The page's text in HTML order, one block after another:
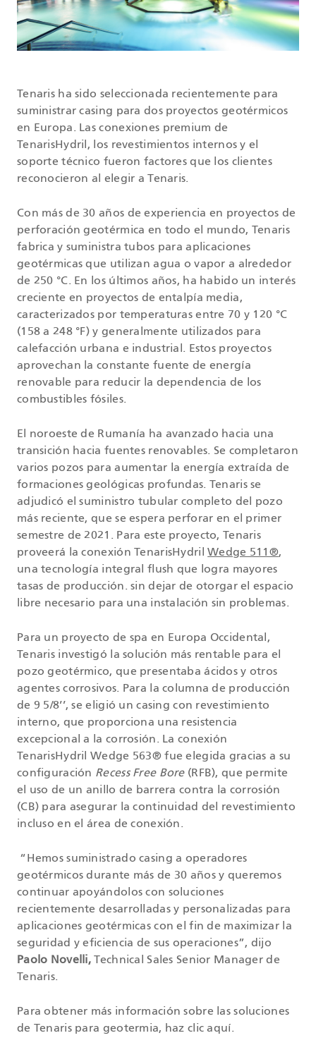
Tenaris ha sido seleccionada recientemente para
suministrar casing para dos proyectos geotérmicos
en Europa. Las conexiones premium de
TenarisHydril, los revestimientos internos y el
soporte técnico fueron factores que los clientes
reconocieron al elegir a Tenaris.
Con más de 30 años de experiencia en proyectos de
perforación geotérmica en todo el mundo, Tenaris
fabrica y suministra tubos para aplicaciones
geotérmicas que utilizan agua o vapor a alrededor
de 250 °C. En los últimos años, ha habido un interés
creciente en proyectos de entalpía media,
caracterizados por temperaturas entre 70 y 120 °C
(158 a 248 °F) y generalmente utilizados para
calefacción urbana e industrial. Estos proyectos
aprovechan la constante fuente de energía
renovable para reducir la dependencia de los
combustibles fósiles.
El noroeste de Rumanía ha avanzado hacia una
transición hacia fuentes renovables. Se completaron
varios pozos para aumentar la energía extraída de
formaciones geológicas profundas. Tenaris se
adjudicó el suministro tubular completo del pozo
más reciente, que se espera perforar en el primer
semestre de 2021. Para este proyecto, Tenaris
proveerá la conexión TenarisHydrilWedge 511®,
una tecnología integral flush que logra mayores
tasas de producción. sin dejar de otorgar el espacio
libre necesario para una instalación sin problemas.
Para un proyecto de spa en Europa Occidental,
Tenaris investigó la solución más rentable para el
pozo geotérmico, que presentaba ácidos y otros
agentes corrosivos. Para la columna de producción
de 9 5/8’’, se eligió un casing con revestimiento
interno, que proporciona una resistencia
excepcional a la corrosión. La conexión
TenarisHydril Wedge 563® fue elegida gracias a su
configuración Recess Free Bore(RFB), que permite
el uso de un anillo de barrera contra la corrosión
(CB) para asegurar la continuidad del revestimiento
incluso en el área de conexión.
“Hemos suministrado casing a operadores
geotérmicos durante más de 30 años y queremos
continuar apoyándolos con soluciones
recientemente desarrolladas y personalizadas para
aplicaciones geotérmicas con el fin de maximizar la
seguridad y eficiencia de sus operaciones”, dijo
Paolo Novelli, Technical Sales Senior Manager de
Tenaris.
Para obtener más información sobre las soluciones
de Tenaris para geotermia, haz clic aquí.